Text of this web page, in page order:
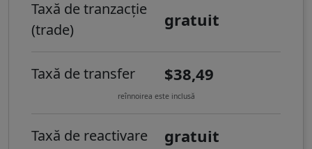
Taxă de tranzacție
(trade)
gratuit
Taxă de transfer $38,49
reînnoirea este inclusă
Taxă de reactivare gratuit